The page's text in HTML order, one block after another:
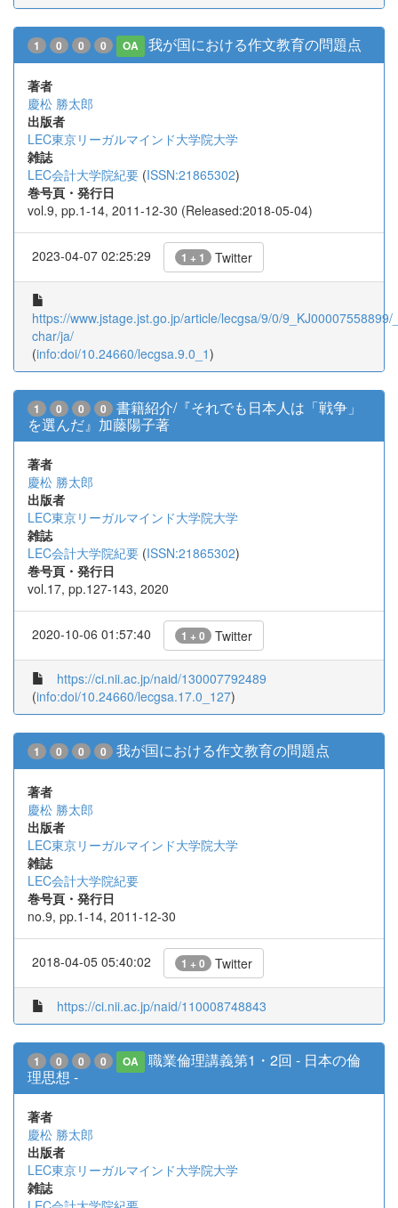
1 0 0 0 OA 我が国における作文教育の問題点
著者
慶松 勝太郎
出版者
LEC東京リーガルマインド大学院大学
雑誌
LEC会計大学院紀要 (ISSN:21865302)
巻号頁・発行日
vol.9, pp.1-14, 2011-12-30 (Released:2018-05-04)
2023-04-07 02:25:29 1 + 1 Twitter
https://www.jstage.jst.go.jp/article/lecgsa/9/0/9_KJ00007558899/
char/ja/
(info:doi/10.24660/lecgsa.9.0_1)
1 0 0 0
書籍紹介/『それでも日本人は「戦争」
を選んだ』加藤陽子著
著者
慶松 勝太郎
出版者
LEC東京リーガルマインド大学院大学
雑誌
LEC会計大学院紀要 (ISSN:21865302)
巻号頁・発行日
vol.17, pp.127-143, 2020
2020-10-06 01:57:40 1 + 0 Twitter
https://ci.nii.ac.jp/naid/130007792489
(info:doi/10.24660/lecgsa.17.0_127)
1 0 0 0 我が国における作文教育の問題点
著者
慶松 勝太郎
出版者
LEC東京リーガルマインド大学院大学
雑誌
LEC会計大学院紀要
巻号頁・発行日
no.9, pp.1-14, 2011-12-30
2018-04-05 05:40:02 1 + 0 Twitter
https://ci.nii.ac.jp/naid/110008748843
1 0 0 0 OA
職業倫理講義第1・2回 - 日本の倫
理思想 -
著者
慶松 勝太郎
出版者
LEC東京リーガルマインド大学院大学
雑誌